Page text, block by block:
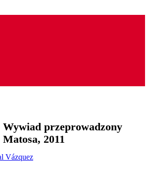
Wywiad przeprowadzony
2011
Vázquez